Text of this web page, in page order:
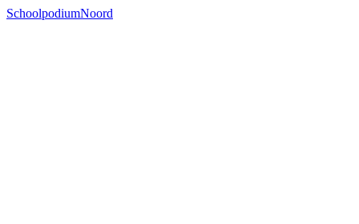
SchoolpodiumNoord